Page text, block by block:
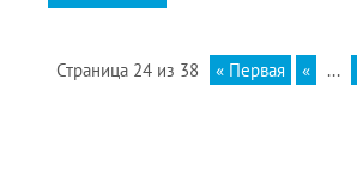
Страница 24 из 38 « Первая « ...